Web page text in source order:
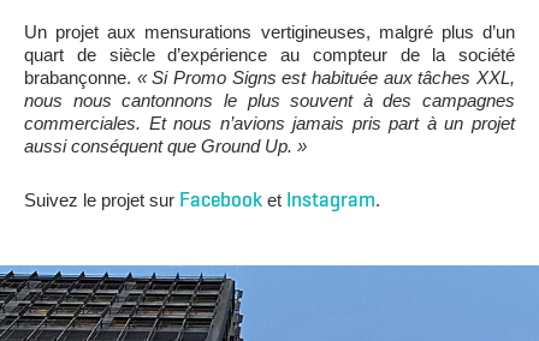
Un projet aux mensurations vertigineuses, malgré plus d’un
quart de siècle d’expérience au compteur de la société
brabançonne. « Si Promo Signs est habituée aux tâches XXL,
nous nous cantonnons le plus souvent à des campagnes
commerciales. Et nous n’avions jamais pris part à un projet
aussi conséquent que Ground Up. »
Suivez le projet sur Facebook et Instagram.